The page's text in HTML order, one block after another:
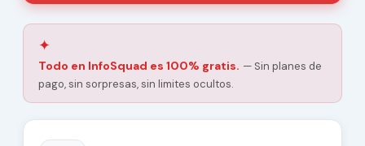
✦
Todo en InfoSquad es 100% gratis. — Sin planes de
pago, sin sorpresas, sin limites ocultos.